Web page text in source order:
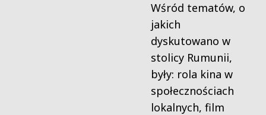
Wśród tematów, o
jakich
dyskutowano w
stolicy Rumunii,
były: rola kina w
społecznościach
lokalnych, film